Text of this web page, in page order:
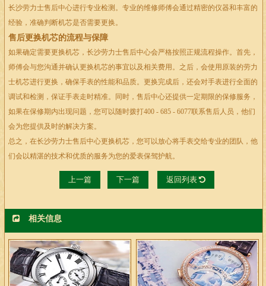
长沙劳力士售后中心进行专业检测。专业的维修师傅会通过精密的仪器和丰富的
经验，准确判断机芯是否需要更换。
售后更换机芯的流程与保障
如果确定需要更换机芯，长沙劳力士售后中心会严格按照正规流程操作。首先，
师傅会与您沟通并确认更换机芯的事宜以及相关费用。之后，会使用原装的劳力
士机芯进行更换，确保手表的性能和品质。更换完成后，还会对手表进行全面的
调试和检测，保证手表走时精准。同时，售后中心还提供一定期限的保修服务，
如果在保修期内出现问题，您可以随时拨打400 - 685 - 6077联系售后人员，他们
会为您提供及时的解决方案。
总之，在长沙劳力士售后中心更换机芯，您可以放心将手表交给专业的团队，他
们会以精湛的技术和优质的服务为您的爱表保驾护航。
上一篇 下一篇 返回列表
相关信息